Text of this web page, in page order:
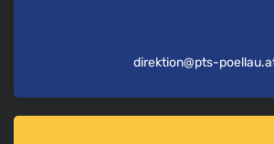
direktion@pts-